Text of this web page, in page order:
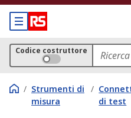
Codice costruttore
/ Strumenti di
misura
/
di test